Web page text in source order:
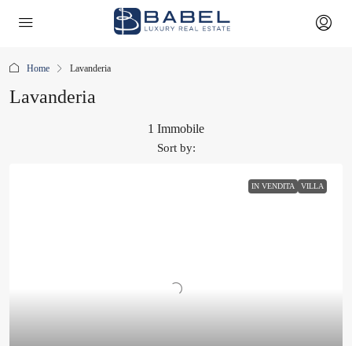
Home Lavanderia
Lavanderia
1 Immobile
Sort by:
IN VENDITA VILLA